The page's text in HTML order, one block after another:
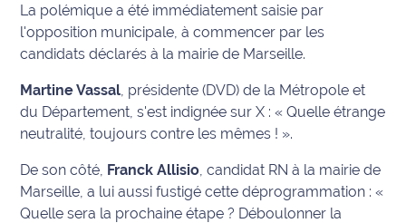
L'anecdote
de Jeff
mon
club
Maritima
La polémique a été immédiatement saisie par
l'opposition municipale, à commencer par les
candidats déclarés à la mairie de Marseille.
Martine Vassal , présidente (DVD) de la Métropole et
du Département, s'est indignée sur X : « Quelle étrange
neutralité, toujours contre les mêmes ! ».
De son côté, Franck Allisio , candidat RN à la mairie de
Marseille, a lui aussi fustigé cette déprogrammation : «
Quelle sera la prochaine étape ? Déboulonner la